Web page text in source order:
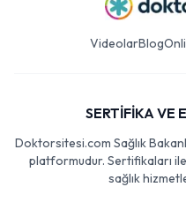
VideolarBlog
SERTİFİKA VE
Doktorsitesi.com Sağlık
platformudur. Sertifikaları
sağlık